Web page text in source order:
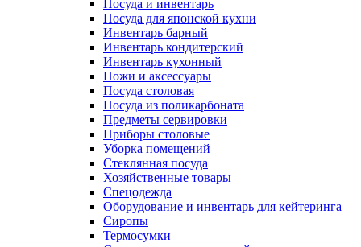
Посуда и инвентарь
Посуда для японской кухни
Инвентарь барный
Инвентарь кондитерский
Инвентарь кухонный
Ножи и аксессуары
Посуда столовая
Посуда из поликарбоната
Предметы сервировки
Приборы столовые
Уборка помещений
Стеклянная посуда
Хозяйственные товары
Спецодежда
Оборудование и инвентарь для кейтеринга
Сиропы
Термосумки